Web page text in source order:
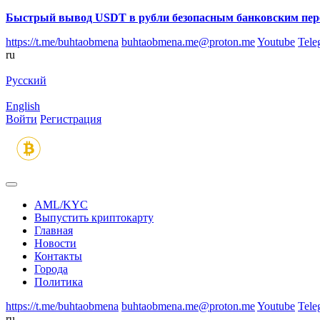
Быстрый вывод USDT в рубли безопасным банковским
https://t.me/buhtaobmena buhtaobmena.me@proton.meYoutube
ru
Русский
English
Войти Регистрация
AML/KYC
Выпустить криптокарту
Главная
Новости
Контакты
Города
Политика
https://t.me/buhtaobmena buhtaobmena.me@proton.meYoutube